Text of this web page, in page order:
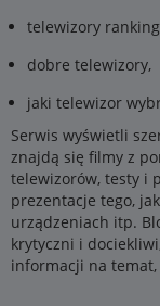
telewizory
dobre telewizory,
jaki telewizor
Serwis wyświetli
znajdą się filmy z
telewizorów, testy i
prezentacje tego,
urządzeniach itp.
krytyczni i
informacji na